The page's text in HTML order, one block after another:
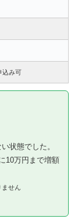
込み可
状態でした。
10万円まで増額
せん